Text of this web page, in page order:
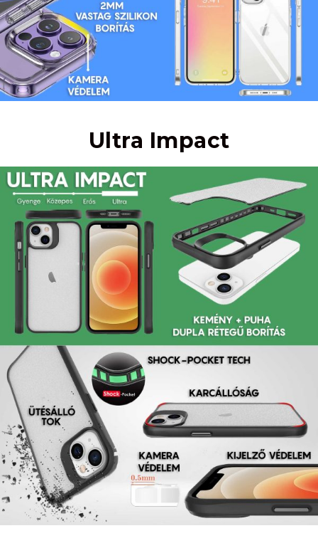
Ultra Impact